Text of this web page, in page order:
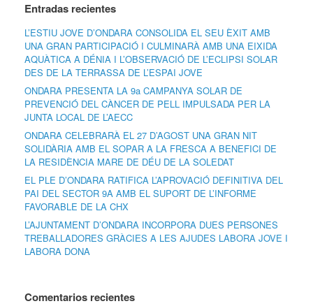
Entradas recientes
L’ESTIU JOVE D’ONDARA CONSOLIDA EL SEU ÈXIT AMB
UNA GRAN PARTICIPACIÓ I CULMINARÀ AMB UNA EIXIDA
AQUÀTICA A DÉNIA I L’OBSERVACIÓ DE L’ECLIPSI SOLAR
DES DE LA TERRASSA DE L’ESPAI JOVE
ONDARA PRESENTA LA 9a CAMPANYA SOLAR DE
PREVENCIÓ DEL CÀNCER DE PELL IMPULSADA PER LA
JUNTA LOCAL DE L’AECC
ONDARA CELEBRARÀ EL 27 D’AGOST UNA GRAN NIT
SOLIDÀRIA AMB EL SOPAR A LA FRESCA A BENEFICI DE
LA RESIDÈNCIA MARE DE DÉU DE LA SOLEDAT
EL PLE D’ONDARA RATIFICA L’APROVACIÓ DEFINITIVA DEL
PAI DEL SECTOR 9A AMB EL SUPORT DE L’INFORME
FAVORABLE DE LA CHX
L’AJUNTAMENT D’ONDARA INCORPORA DUES PERSONES
TREBALLADORES GRÀCIES A LES AJUDES LABORA JOVE I
LABORA DONA
Comentarios recientes